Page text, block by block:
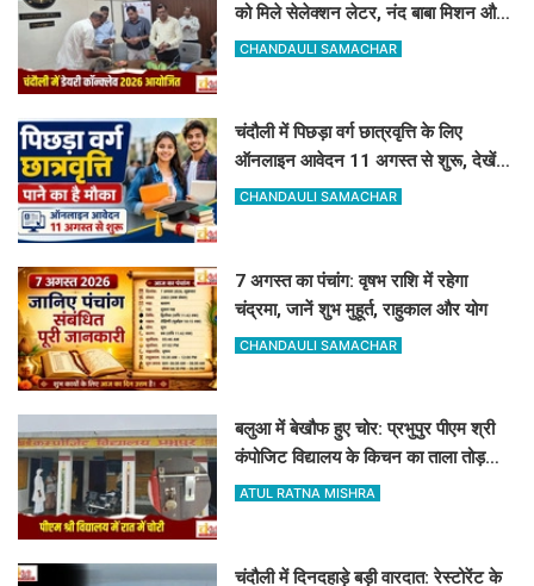
को मिले सेलेक्शन लेटर, नंद बाबा मिशन और
स्वदेशी गौ-संवर्धन योजना के लिए दिए गए
CHANDAULI SAMACHAR
चंदौली में पिछड़ा वर्ग छात्रवृत्ति के लिए
ऑनलाइन आवेदन 11 अगस्त से शुरू, देखें
पूरा शेड्यूल
CHANDAULI SAMACHAR
7 अगस्त का पंचांग: वृषभ राशि में रहेगा
चंद्रमा, जानें शुभ मुहूर्त, राहुकाल और योग
CHANDAULI SAMACHAR
बलुआ में बेखौफ हुए चोर: प्रभुपुर पीएम श्री
कंपोजिट विद्यालय के किचन का ताला तोड़
हजारों का सामान पार
ATUL RATNA MISHRA
चंदौली में दिनदहाड़े बड़ी वारदात: रेस्टोरेंट के